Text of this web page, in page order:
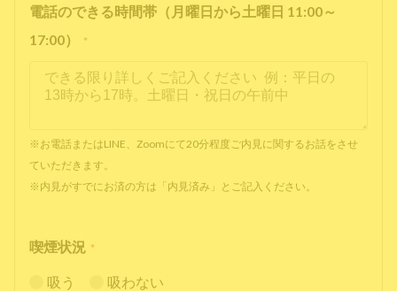
電話のできる時間帯（月曜日から土曜日 11:00～
17:00）
*
※お電話またはLINE、Zoomにて20分程度ご内見に関するお話をさせ
ていただきます。
※内見がすでにお済の方は「内見済み」とご記入ください。
喫煙状況 *
吸う 吸わない